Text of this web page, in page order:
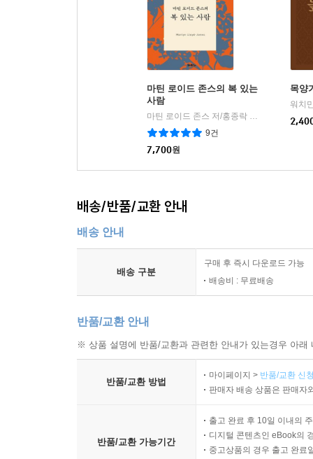
마틴 로이드 존스의 복 있는
사람
마틴 로이드 존스 저/홍종락 역
두란노서원
9건
7,700원
목양
배송/반품/교환 안내
배송 안내
배송 구분
구매 후 즉시 다운로드 가능
배송비 : 무료배송
반품/교환 안내
※ 상품 설명에 반품/교환과 관련한 안내가 있는경우 아
반품/교환 방법
마이페이지 > 반품/교환 신
판매자 배송 상품은 판매자
반품/교환 가능기간
출고 완료 후 10일 이내의
디지털 콘텐츠인 eBook의
중고상품의 경우 출고 완료